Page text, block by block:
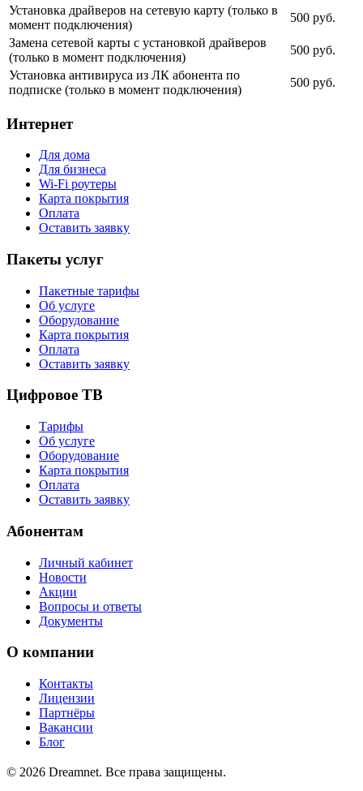
Установка драйверов на сетевую карту (только в
момент подключения)
500 руб.
Замена сетевой карты с установкой драйверов
(только в момент подключения)
500 руб.
Установка антивируса из ЛК абонента по
подписке (только в момент подключения)
500 руб.
Интернет
Для дома
Для бизнеса
Wi-Fi роутеры
Карта покрытия
Оплата
Оставить заявку
Пакеты услуг
Пакетные тарифы
Об услуге
Оборудование
Карта покрытия
Оплата
Оставить заявку
Цифровое ТВ
Тарифы
Об услуге
Оборудование
Карта покрытия
Оплата
Оставить заявку
Абонентам
Личный кабинет
Новости
Акции
Вопросы и ответы
Документы
О компании
Контакты
Лицензии
Партнёры
Вакансии
Блог
© 2026 Dreamnet. Все права защищены.